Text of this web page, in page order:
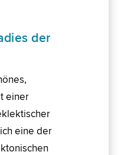
der
einer
eine der